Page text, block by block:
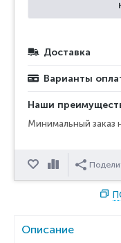
Доставка
Варианты
Наши
Минимальный заказ
ОтложитьСравнить
Описание